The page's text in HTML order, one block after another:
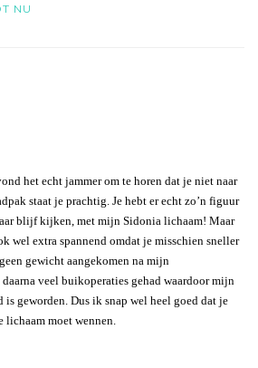
NU
het echt jammer om te horen dat je niet naar
staat je prachtig. Je hebt er echt zo’n figuur
blijf kijken, met mijn Sidonia lichaam! Maar
wel extra spannend omdat je misschien sneller
gewicht aangekomen na mijn
daarna veel buikoperaties gehad waardoor mijn
geworden. Dus ik snap wel heel goed dat je
lichaam moet wennen.